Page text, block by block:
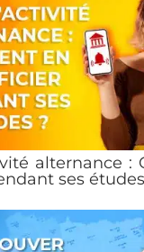
alternance :
ses